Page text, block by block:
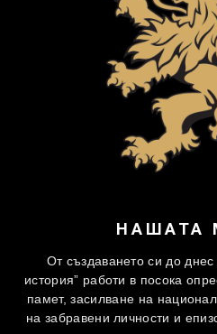
НАШАТА
От създаването си до
история” работи в посока
памет, засилване на
на забравени личности и